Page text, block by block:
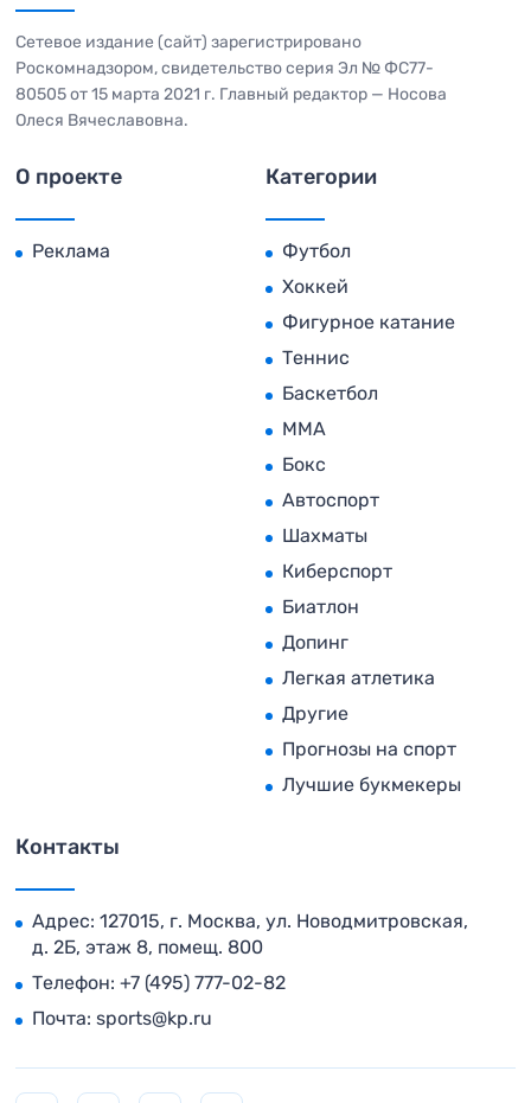
Сетевое издание (сайт) зарегистрировано
Роскомнадзором, свидетельство серия Эл № ФС77-
80505 от 15 марта 2021 г. Главный редактор — Носова
Олеся Вячеславовна.
О проекте
Реклама
Категории
Футбол
Хоккей
Фигурное катание
Теннис
Баскетбол
MMA
Бокс
Автоспорт
Шахматы
Киберспорт
Биатлон
Допинг
Легкая атлетика
Другие
Прогнозы на спорт
Лучшие букмекеры
Контакты
Адрес: 127015, г. Москва, ул. Новодмитровская,
д. 2Б, этаж 8, помещ. 800
Телефон: +7 (495) 777-02-82
Почта: sports@kp.ru